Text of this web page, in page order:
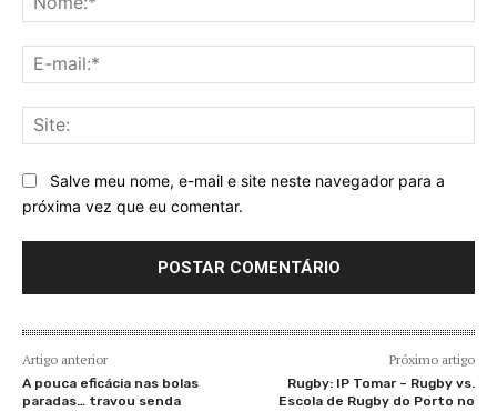
Salve meu nome, e-mail e site neste navegador para a
próxima vez que eu comentar.
Artigo anterior
A pouca eficácia nas bolas
paradas… travou senda
Próximo artigo
Rugby: IP Tomar – Rugby vs.
Escola de Rugby do Porto no